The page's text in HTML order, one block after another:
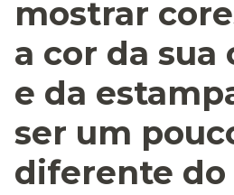
mostrar
a cor da sua
e da
ser um
diferente do